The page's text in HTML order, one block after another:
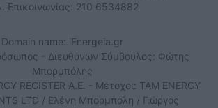
Επικοινωνίας: 210 6534882
Domain name: iEnergeia.gr
- Διευθύνων Σύμβουλος: Φώτης
Μπορμπόλης
REGISTER Α.Ε. - Μέτοχοι: TAM ENERGY
LTD / Ελένη Μπορμπόλη / Γιώργος